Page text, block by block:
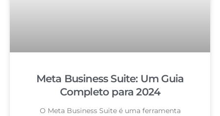
Meta Business Suite: Um Guia
Completo para 2024
O Meta Business Suite é uma ferramenta